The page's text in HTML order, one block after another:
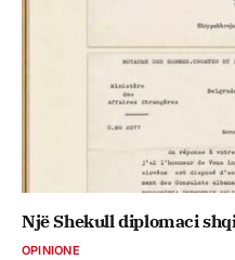
Një Shekull diplomaci
OPINIONE